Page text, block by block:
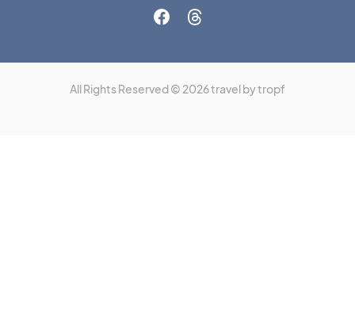
All Rights Reserved © 2026 travel by tropf